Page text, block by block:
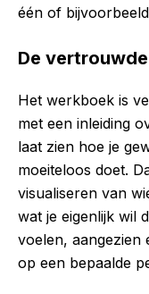
één of
De
Het werkboek is
met een inleiding
laat zien hoe je
moeiteloos doet.
visualiseren van
wat je eigenlijk wil
voelen, aangezien
op een bepaalde